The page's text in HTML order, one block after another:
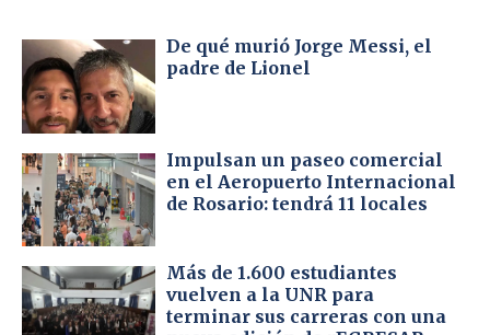
De qué murió Jorge Messi, el
padre de Lionel
Impulsan un paseo comercial
en el Aeropuerto Internacional
de Rosario: tendrá 11 locales
Más de 1.600 estudiantes
vuelven a la UNR para
terminar sus carreras con una